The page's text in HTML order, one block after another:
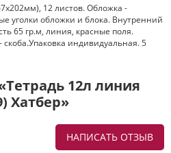
12 листов. Обложка -
уголки обложки и блока. Внутренний
65 гр.м, линия, красные поля.
индивидуальная. 5
12л линия
Хатбер»
НАПИСАТЬ ОТЗЫВ